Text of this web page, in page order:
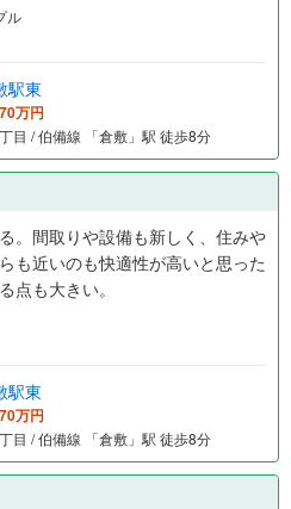
ル
駅東
万円
目 / 伯備線 「倉敷」駅 徒歩8分
。間取りや設備も新しく、住みや
も近いのも快適性が高いと思った
点も大きい。
駅東
万円
目 / 伯備線 「倉敷」駅 徒歩8分